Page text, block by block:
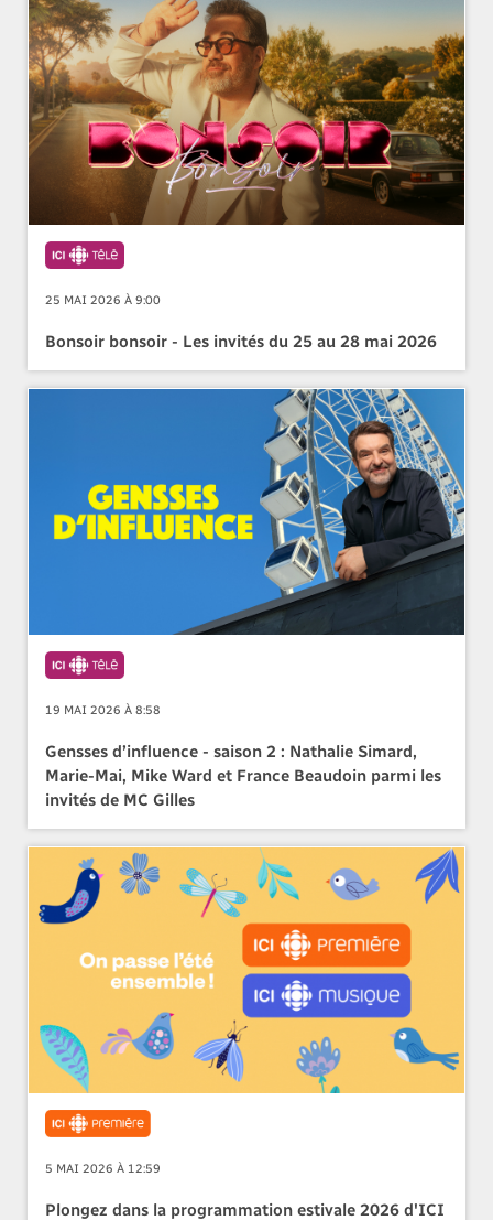
25 MAI 2026 À 9:00
Bonsoir bonsoir - Les invités du 25 au 28 mai 2026
19 MAI 2026 À 8:58
Gensses d’influence - saison 2 : Nathalie Simard,
Marie-Mai, Mike Ward et France Beaudoin parmi les
invités de MC Gilles
5 MAI 2026 À 12:59
Plongez dans la programmation estivale 2026 d'ICI